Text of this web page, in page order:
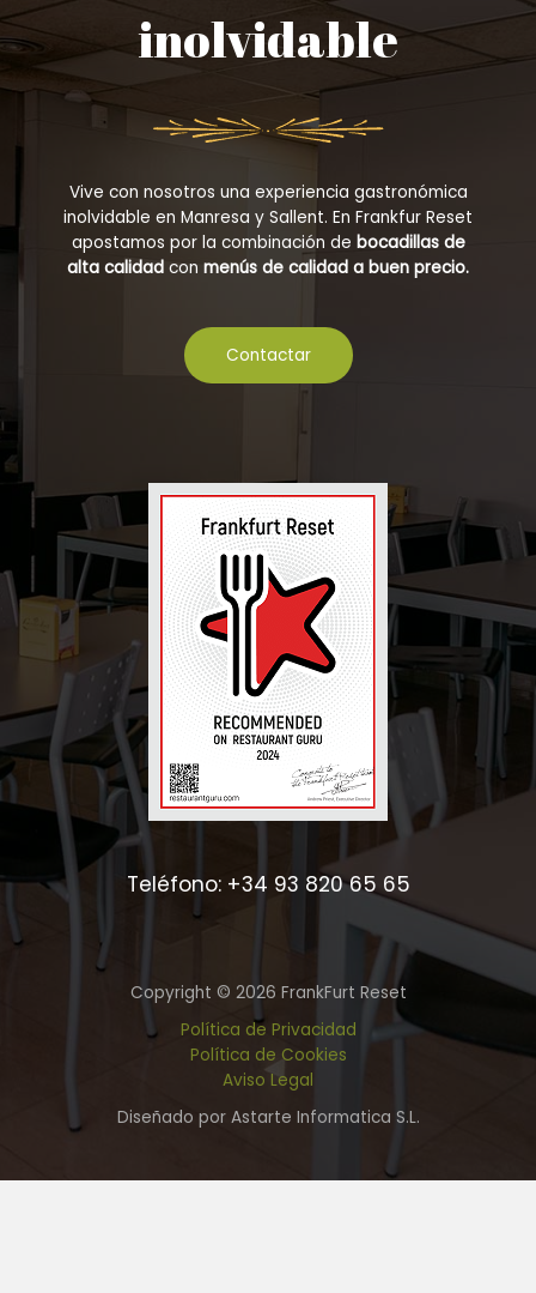
inolvidable
Vive con nosotros una experiencia gastronómica
inolvidable en Manresa y Sallent. En Frankfur Reset
apostamos por la combinación de bocadillas de
alta calidad con menús de calidad a buen precio.
Contactar
Teléfono: +34 93 820 65 65
Copyright © 2026 FrankFurt Reset
Política de Privacidad
Política de Cookies
Aviso Legal
Diseñado por Astarte Informatica S.L.